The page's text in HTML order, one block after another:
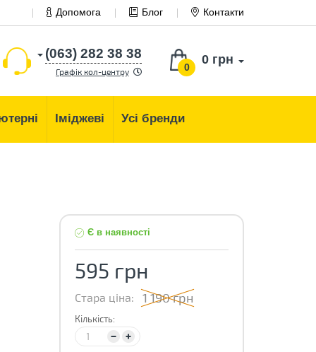
Допомога Блог Контакти
0
0 грн
(063) 282 38 38
Графік кол-центру
Іміджеві Усі бренди
Є в наявності
595 грн
Стара ціна: 1 190 грн
Кількість: